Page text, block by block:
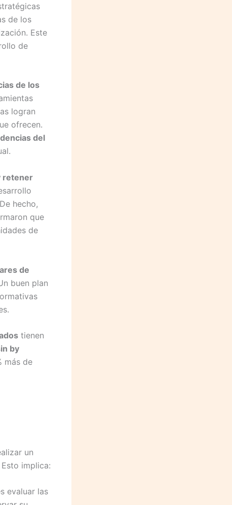
de los
Este
de
de los
logran
ofrecen.
del
retener
hecho,
que
de
de
buen plan
tienen
by
más de
un
implica:
evaluar las